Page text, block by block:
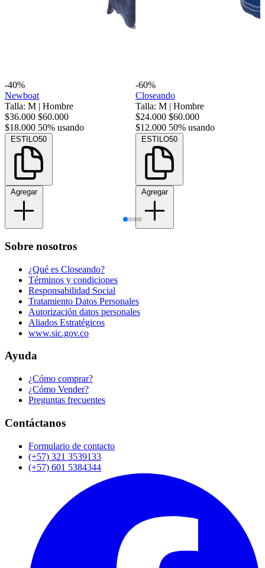
-40%
Newboat
Talla: M | Hombre
$36.000 $60.000
$18.000 50% usando
ESTILO50
Agregar
-60%
Closeando
Talla: M | Hombre
$24.000 $60.000
$12.000 50% usando
ESTILO50
Agregar
Sobre nosotros
¿Qué es Closeando?
Términos y condiciones
Responsabilidad Social
Tratamiento Datos Personales
Autorización datos personales
Aliados Estratégicos
www.sic.gov.co
Ayuda
¿Cómo comprar?
¿Cómo Vender?
Preguntas frecuentes
Contáctanos
Formulario de contacto
(+57) 321 3539133
(+57) 601 5384344